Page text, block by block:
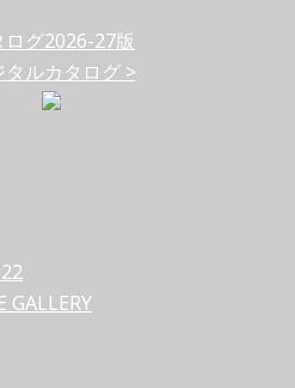
ログ2026-27版
タルカタログ >
GALLERY